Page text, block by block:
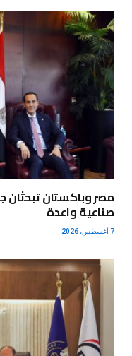
مصر وباكستان
صناعية واعدة
7 أغسطس، 2026